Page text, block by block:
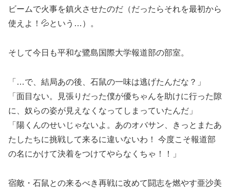
ビームで火事を鎮火させたのだ（だったらそれを最初から
使えよ！ 💦という… ）。
そして今日も平和な鷺島国際大学報道部の部室。
「…で、結局あの後、石鼠の一味は逃げたんだな？」
「面目ない。見張りだった僕が優ちゃんを助けに行った隙
に、奴らの姿が見えなくなってしまっていたんだ」
「陽くんのせいじゃないよ。あのオバサン、きっとまたあ
たしたちに挑戦して来るに違いないわ！ 今度こそ報道部
の名にかけて決着をつけてやらなくちゃ！！」
宿敵・石鼠との来るべき再戦に改めて闘志を燃やす亜沙美